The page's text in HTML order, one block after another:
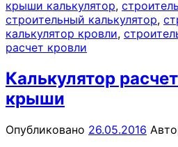
крыши калькулятор,
строительный калькулятор,
калькулятор кровли,
расчет кровли
Калькулятор
крыши
Опубликовано 26.05.2016